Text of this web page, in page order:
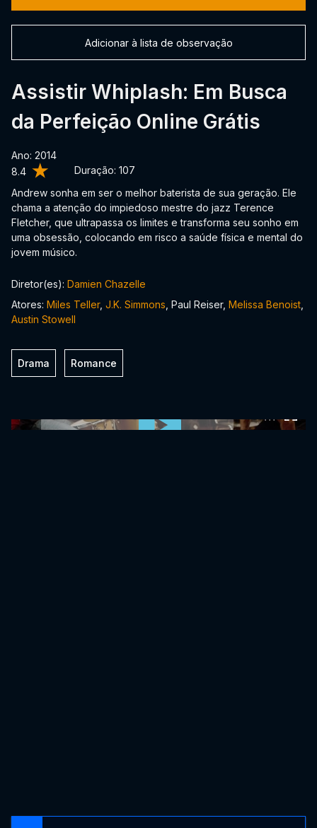
8.4 Duração: 107
Assistir Whiplash: Em Busca
da Perfeição Online Grátis
Ano: 2014
Andrew sonha em ser o melhor baterista de sua geração. Ele
chama a atenção do impiedoso mestre do jazz Terence
Fletcher, que ultrapassa os limites e transforma seu sonho em
uma obsessão, colocando em risco a saúde física e mental do
jovem músico.
Adicionar à lista de observação
Diretor(es): Damien Chazelle
Atores: Miles Teller, J.K. Simmons , Paul Reiser, Melissa Benoist
Austin Stowell
Drama Romance